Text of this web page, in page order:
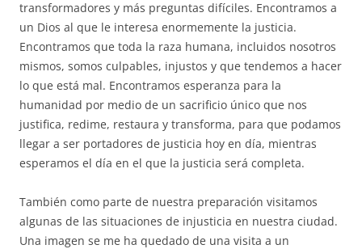
transformadores y más preguntas difíciles. Encontramos a
un Dios al que le interesa enormemente la justicia.
Encontramos que toda la raza humana, incluidos nosotros
mismos, somos culpables, injustos y que tendemos a hacer
lo que está mal. Encontramos esperanza para la
humanidad por medio de un sacrificio único que nos
justifica, redime, restaura y transforma, para que podamos
llegar a ser portadores de justicia hoy en día, mientras
esperamos el día en el que la justicia será completa.
También como parte de nuestra preparación visitamos
algunas de las situaciones de injusticia en nuestra ciudad.
Una imagen se me ha quedado de una visita a un